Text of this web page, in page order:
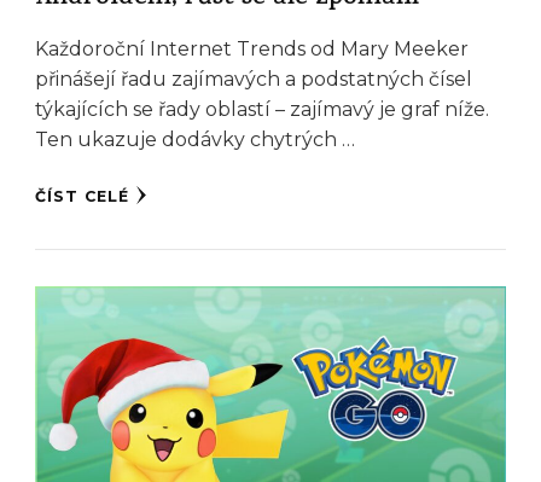
Každoroční Internet Trends od Mary Meeker
přinášejí řadu zajímavých a podstatných čísel
týkajících se řady oblastí – zajímavý je graf níže.
Ten ukazuje dodávky chytrých …
ČÍST CELÉ